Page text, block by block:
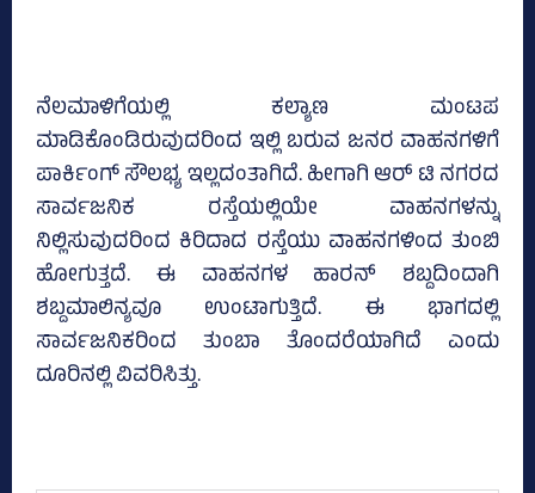
ನೆಲಮಾಳಿಗೆಯಲ್ಲಿ ಕಲ್ಯಾಣ ಮಂಟಪ
ಮಾಡಿಕೊಂಡಿರುವುದರಿಂದ ಇಲ್ಲಿ ಬರುವ ಜನರ ವಾಹನಗಳಿಗೆ
ಪಾರ್ಕಿಂಗ್‌ ಸೌಲಭ್ಯ ಇಲ್ಲದಂತಾಗಿದೆ. ಹೀಗಾಗಿ ಆರ್‌ ಟಿ ನಗರದ
ಸಾರ್ವಜನಿಕ ರಸ್ತೆಯಲ್ಲಿಯೇ ವಾಹನಗಳನ್ನು
ನಿಲ್ಲಿಸುವುದರಿಂದ ಕಿರಿದಾದ ರಸ್ತೆಯು ವಾಹನಗಳಿಂದ ತುಂಬಿ
ಹೋಗುತ್ತದೆ. ಈ ವಾಹನಗಳ ಹಾರನ್‌ ಶಬ್ದದಿಂದಾಗಿ
ಶಬ್ದಮಾಲಿನ್ಯವೂ ಉಂಟಾಗುತ್ತಿದೆ. ಈ ಭಾಗದಲ್ಲಿ
ಸಾರ್ವಜನಿಕರಿಂದ ತುಂಬಾ ತೊಂದರೆಯಾಗಿದೆ ಎಂದು
ದೂರಿನಲ್ಲಿ ವಿವರಿಸಿತ್ತು.